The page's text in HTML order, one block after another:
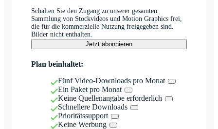
Schalten Sie den Zugang zu unserer gesamten
Sammlung von Stockvideos und Motion Graphics frei,
die für die kommerzielle Nutzung freigegeben sind.
Bilder nicht enthalten.
Jetzt abonnieren
Plan beinhaltet:
Fünf Video-Downloads pro Monat
Ein Paket pro Monat
Keine Quellenangabe erforderlich
Schnellere Downloads
Prioritätssupport
Keine Werbung